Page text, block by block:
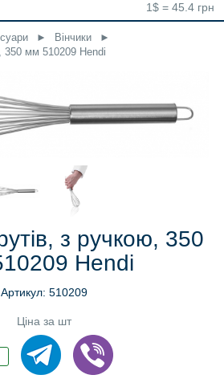
1$ = 45.4 грн
► Вінчики
►
350 мм 510209 Hendi
з ручкою, 350
Hendi
Артикул: 510209
Ціна за шт